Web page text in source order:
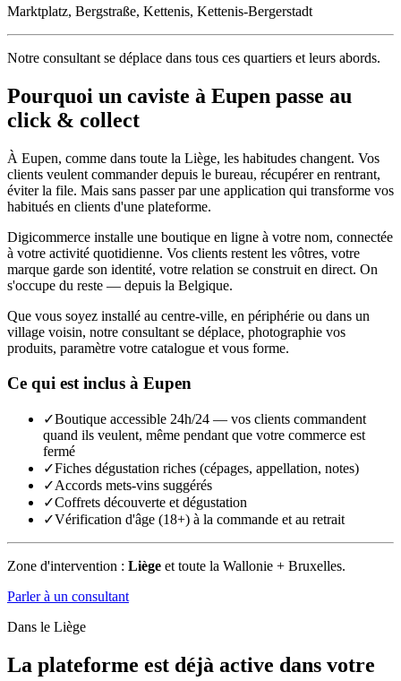
Marktplatz, Bergstraße, Kettenis, Kettenis-Bergerstadt
Notre consultant se déplace dans tous ces quartiers et leurs abords.
Pourquoi un caviste à Eupen passe au
click & collect
À Eupen, comme dans toute la Liège, les habitudes changent. Vos
clients veulent commander depuis le bureau, récupérer en rentrant,
éviter la file. Mais sans passer par une application qui transforme vos
habitués en clients d'une plateforme.
Digicommerce installe une boutique en ligne à votre nom, connectée
à votre activité quotidienne. Vos clients restent les vôtres, votre
marque garde son identité, votre relation se construit en direct. On
s'occupe du reste — depuis la Belgique.
Que vous soyez installé au centre-ville, en périphérie ou dans un
village voisin, notre consultant se déplace, photographie vos
produits, paramètre votre catalogue et vous forme.
Ce qui est inclus à Eupen
✓Boutique accessible 24h/24 — vos clients commandent
quand ils veulent, même pendant que votre commerce est
fermé
✓Fiches dégustation riches (cépages, appellation, notes)
✓Accords mets-vins suggérés
✓Coffrets découverte et dégustation
✓Vérification d'âge (18+) à la commande et au retrait
Zone d'intervention : Liège et toute la Wallonie + Bruxelles.
Parler à un consultant
Dans le Liège
La plateforme est déjà active dans votre